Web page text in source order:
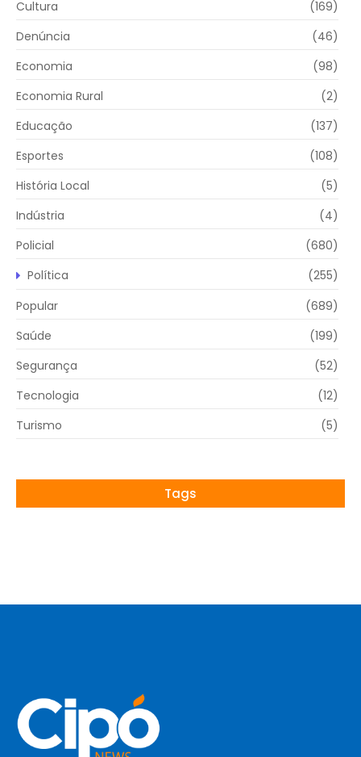
Cultura
(169)
Denúncia
(46)
Economia
(98)
Economia Rural
(2)
Educação
(137)
Esportes
(108)
História Local
(5)
Indústria
(4)
Policial
(680)
Política
(255)
Popular
(689)
Saúde
(199)
Segurança
(52)
Tecnologia
(12)
Turismo
(5)
Tags